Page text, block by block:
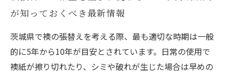
が知っておくべき最新情報
茨城県で襖の張替えを考える際、最も適切な時期は一般
的に5年から10年が目安とされています。日常の使用で
襖紙が擦り切れたり、シミや破れが生じた場合は早めの